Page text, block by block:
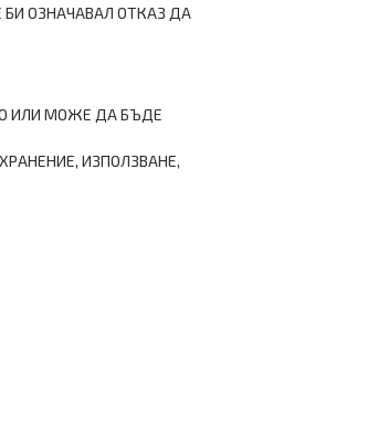
ОЗНАЧАВАЛ ОТКАЗ ДА
ИЛИ МОЖЕ ДА БЪДЕ
ИЗПОЛЗВАНЕ,